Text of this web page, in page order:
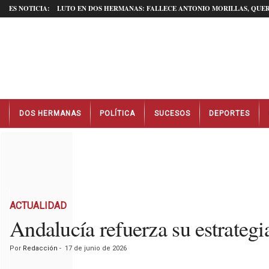
ES NOTICIA: LUTO EN DOS HERMANAS: FALLECE ANTONIO MORILLAS,
t
DOS HERMANAS POLÍTICA SUCESOS DEPORTES
ACTUALIDAD
Andalucía refuerza su
Por Redacción - 17 de junio de 2026